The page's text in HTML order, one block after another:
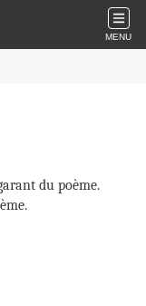
MENU
du poème.